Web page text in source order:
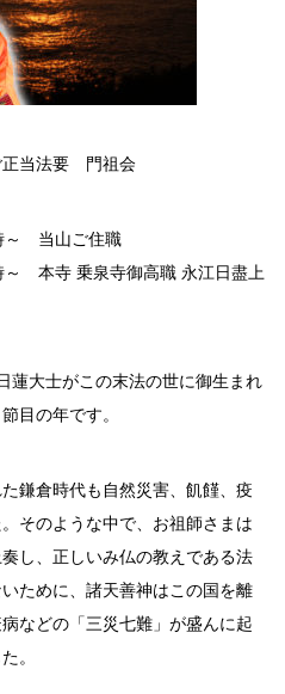
正当法要 門祖会
～ 当山ご住職
本寺 乗泉寺御高職 永江日盡上
大士がこの末法の世に御生まれ
目の年です。
鎌倉時代も自然災害、飢饉、疫
そのような中で、お祖師さまは
し、正しいみ仏の教えである法
ために、諸天善神はこの国を離
などの「三災七難」が盛んに起
。